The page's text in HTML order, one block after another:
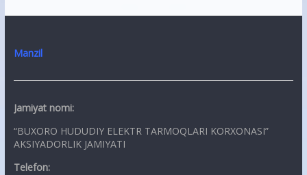
Manzil
Jamiyat nomi:
“BUXORO HUDUDIY ELEKTR TARMOQLARI KORXONASI”
AKSIYADORLIK JAMIYATI
Telefon: